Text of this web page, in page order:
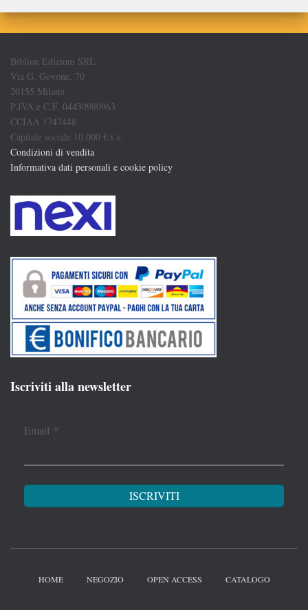
Biblion Edizioni SRL
Via G. Govone, 70
20155 Milano
P.IVA e C.F. 04430980963
CCIAA 1747448
Capitale sociale 10.000 € i.v.
Condizioni di vendita
Informativa dati personali e cookie policy
Iscriviti alla newsletter
Email *
HOME NEGOZIO OPEN ACCESS CATALOGO